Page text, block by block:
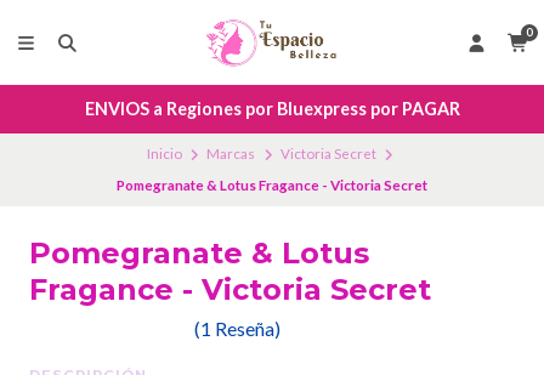
0
ENVIOS a Regiones por Bluexpress por PAGAR
Inicio Marcas
Victoria Secret
Pomegranate & Lotus Fragance - Victoria Secret
Pomegranate & Lotus
Fragance - Victoria Secret
(1 Reseña)